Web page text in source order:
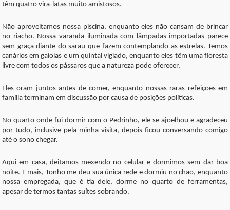
têm quatro vira-latas muito amistosos.
Não aproveitamos nossa piscina, enquanto eles não cansam de brincar
no riacho. Nossa varanda iluminada com lâmpadas importadas parece
sem graça diante do sarau que fazem contemplando as estrelas. Temos
canários em gaiolas e um quintal vigiado, enquanto eles têm uma floresta
livre com todos os pássaros que a natureza pode oferecer.
Eles oram juntos antes de comer, enquanto nossas raras refeições em
família terminam em discussão por causa de posições políticas.
No quarto onde fui dormir com o Pedrinho, ele se ajoelhou e agradeceu
por tudo, inclusive pela minha visita, depois ficou conversando comigo
até o sono chegar.
Aqui em casa, deitamos mexendo no celular e dormimos sem dar boa
noite. E mais, Tonho me deu sua única rede e dormiu no chão, enquanto
nossa empregada, que é tia dele, dorme no quarto de ferramentas,
apesar de termos tantas suítes sobrando.